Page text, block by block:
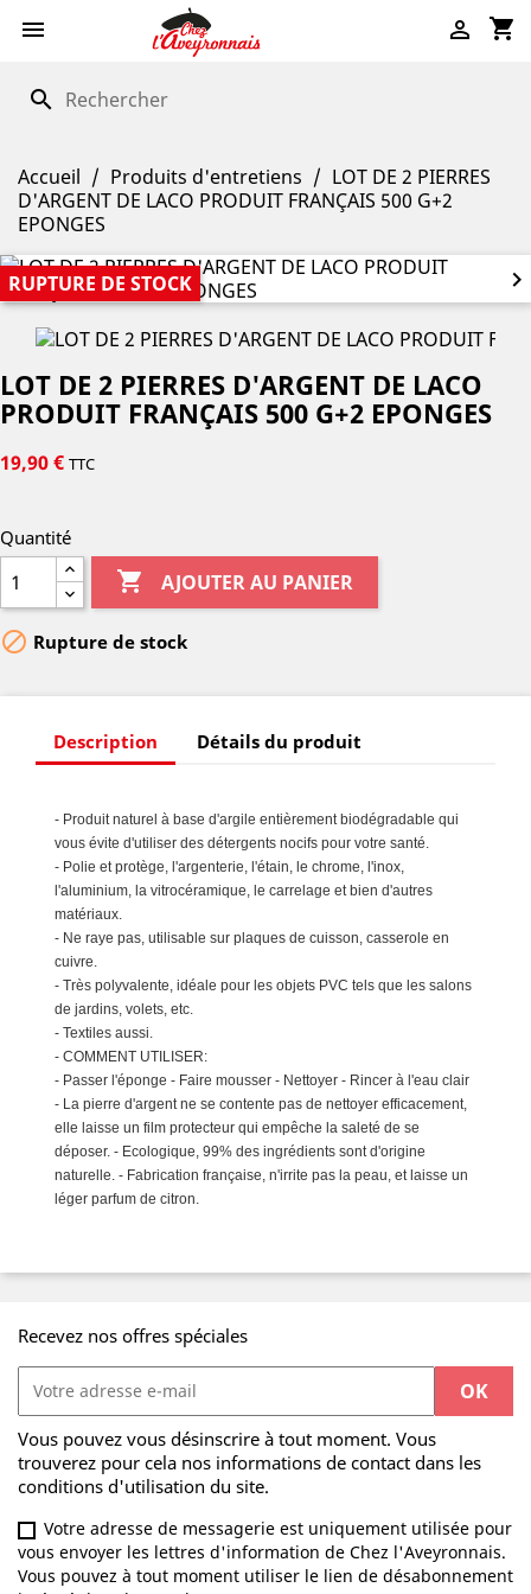
 shopping_cart

search
Accueil Produits d'entretiens
LOT DE 2 PIERRES
D'ARGENT DE LACO PRODUIT FRANÇAIS 500 G+2
EPONGES
RUPTURE DE STOCK
 
LOT DE 2 PIERRES D'ARGENT DE LACO
PRODUIT FRANÇAIS 500 G+2 EPONGES
19,90 € TTC
Quantité
 AJOUTER AU PANIER
 Rupture de stock
Description Détails du produit
- Produit naturel à base d'argile entièrement biodégradable qui
vous évite d'utiliser des détergents nocifs pour votre santé.
- Polie et protège, l'argenterie, l'étain, le chrome, l'inox,
l'aluminium, la vitrocéramique, le carrelage et bien d'autres
matériaux.
- Ne raye pas, utilisable sur plaques de cuisson, casserole en
cuivre.
- Très polyvalente, idéale pour les objets PVC tels que les salons
de jardins, volets, etc.
- Textiles aussi.
- COMMENT UTILISER:
- Passer l'éponge - Faire mousser - Nettoyer - Rincer à l'eau clair
- La pierre d'argent ne se contente pas de nettoyer efficacement,
elle laisse un film protecteur qui empêche la saleté de se
déposer. - Ecologique, 99% des ingrédients sont d'origine
naturelle. - Fabrication française, n'irrite pas la peau, et laisse un
léger parfum de citron.
Recevez nos offres spéciales
Vous pouvez vous désinscrire à tout moment. Vous
trouverez pour cela nos informations de contact dans les
conditions d'utilisation du site.
Votre adresse de messagerie est uniquement utilisée pour
vous envoyer les lettres d'information de Chez l'Aveyronnais.
Vous pouvez à tout moment utiliser le lien de désabonnement